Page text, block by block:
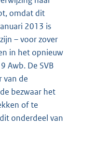
omdat dit
2013 is
– voor zover
in het opnieuw
Awb. De SVB
van de
bezwaar het
of te
onderdeel van